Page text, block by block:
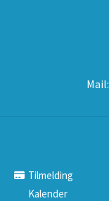
Mail:
Tilmelding
Kalender